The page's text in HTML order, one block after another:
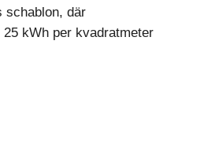
schablon, där
kWh per kvadratmeter